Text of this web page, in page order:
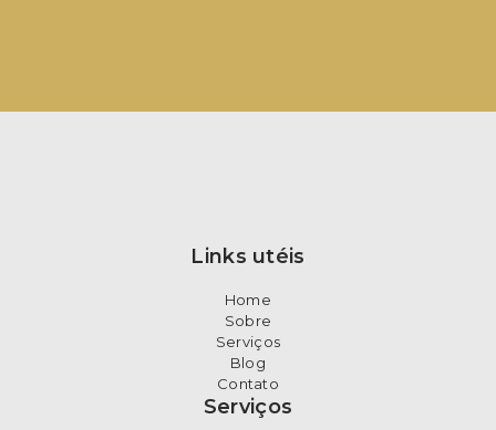
Links utéis
Home
Sobre
Serviços
Blog
Contato
Serviços